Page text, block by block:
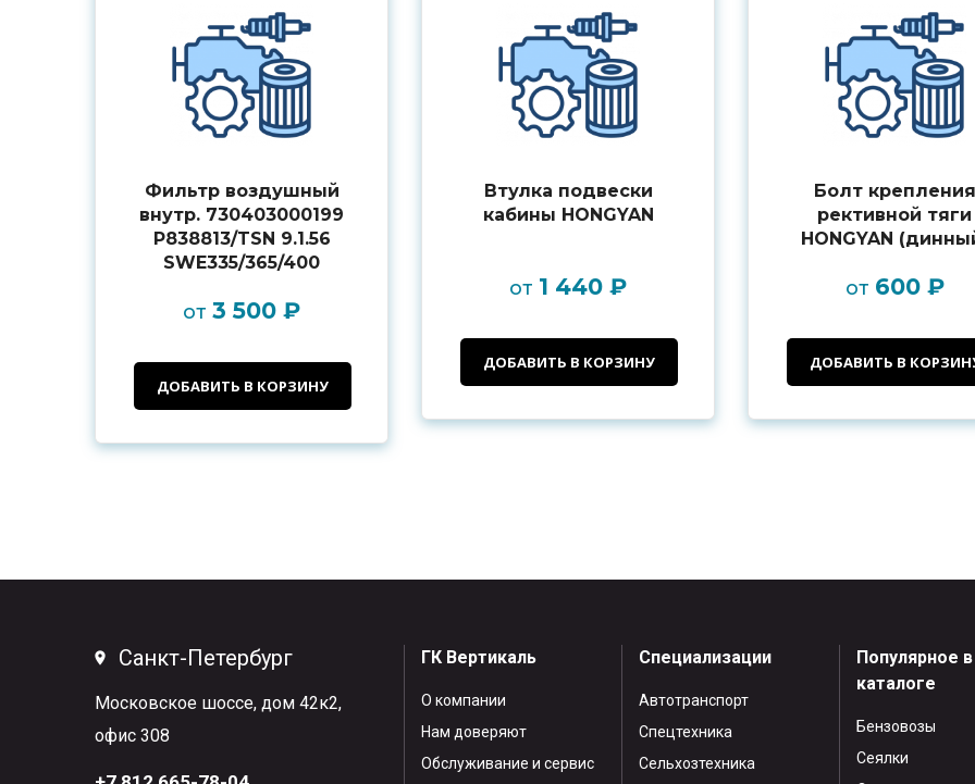
Фильтр воздушный
внутр. 730403000199
P838813/TSN 9.1.56
SWE335/365/400
от 3 500 ₽
ДОБАВИТЬ В КОРЗИНУ
Втулка подвески
кабины HONGYAN
от 1 440 ₽
ДОБАВИТЬ В КОРЗИНУ
Болт крепления
рективной тяги
HONGYAN
от 600 ₽
ДОБАВИТЬ В
Санкт-Петербург
Московское шоссе, дом 42к2,
офис 308
ГК Вертикаль
О компании
Нам доверяют
Обслуживание и сервис
Специализации
Автотранспорт
Спецтехника
Сельхозтехника
Популярное в
каталоге
Бензовозы
Сеялки